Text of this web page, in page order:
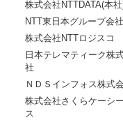
株式会社NTTDATA(本
NTT東日本グループ会社
株式会社NTTロジスコ
日本テレマティーク株
社
ＮＤＳインフォス株式
株式会社さくらケーシ
ス